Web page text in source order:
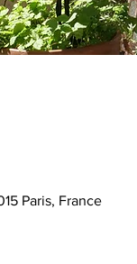
Paris, France